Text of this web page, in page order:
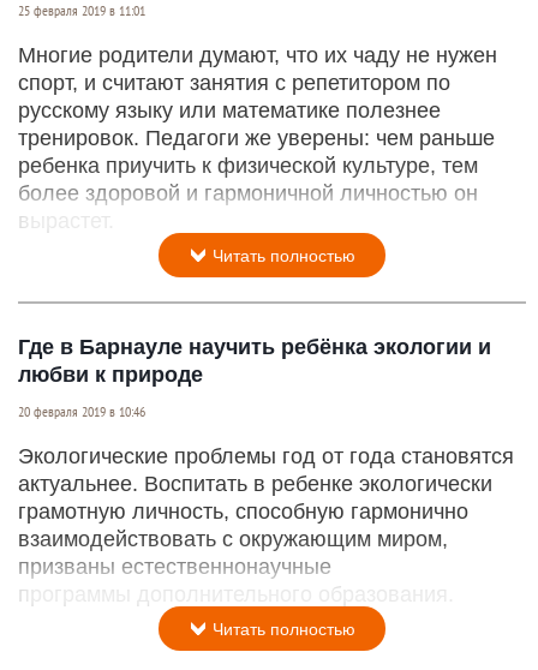
25 февраля 2019 в 11:01
Многие родители думают, что их чаду не нужен
спорт, и считают занятия с репетитором по
русскому языку или математике полезнее
тренировок. Педагоги же уверены: чем раньше
ребенка приучить к физической культуре, тем
более здоровой и гармоничной личностью он
вырастет.
Читать полностью
Где в Барнауле научить ребёнка экологии и
любви к природе
20 февраля 2019 в 10:46
Экологические проблемы год от года становятся
актуальнее. Воспитать в ребенке экологически
грамотную личность, способную гармонично
взаимодействовать с окружающим миром,
призваны естественнонаучные
программы дополнительного образования.
Читать полностью